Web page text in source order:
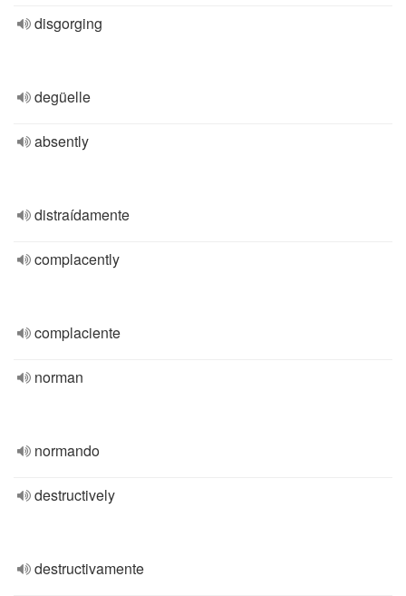
disgorging
degüelle
absently
distraídamente
complacently
complaciente
norman
normando
destructively
destructivamente